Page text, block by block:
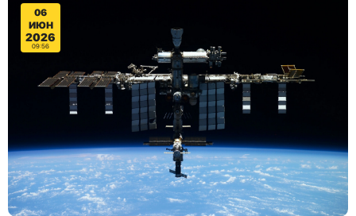
06
ИЮН
2026
09:56